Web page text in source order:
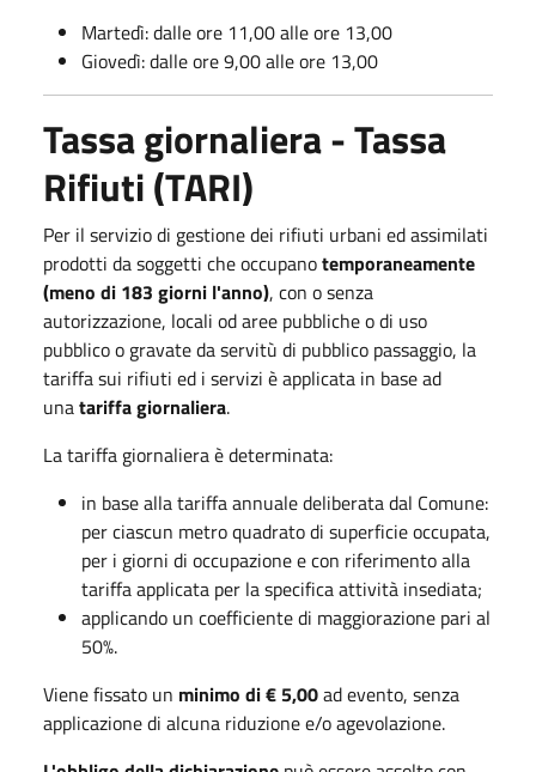
Martedì: dalle ore 11,00 alle ore 13,00
Giovedì: dalle ore 9,00 alle ore 13,00
Tassa giornaliera - Tassa
Rifiuti (TARI)
Per il servizio di gestione dei rifiuti urbani ed assimilati
prodotti da soggetti che occupanotemporaneamente
(meno di 183 giorni l'anno), con o senza
autorizzazione, locali od aree pubbliche o di uso
pubblico o gravate da servitù di pubblico passaggio, la
tariffa sui rifiuti ed i servizi è applicata in base ad
unatariffa giornaliera.
La tariffa giornaliera è determinata:
in base alla tariffa annuale deliberata dal Comune:
per ciascun metro quadrato di superficie occupata,
per i giorni di occupazione e con riferimento alla
tariffa applicata per la specifica attività insediata;
applicando un coefficiente di maggiorazione pari al
50%.
Viene fissato un minimo di € 5,00ad evento, senza
applicazione di alcuna riduzione e/o agevolazione.